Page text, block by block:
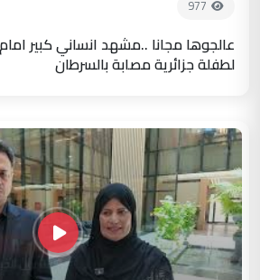
977
عالجوها مجانا ..مشهد انساني كبير
لطفلة جزائرية مصابة بالسرطان